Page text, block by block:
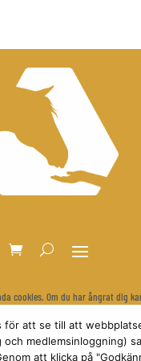
cookies. Om du har ångrat dig
Återkalla samtycke
för att se till att
och medlemsinloggning)
att klicka på